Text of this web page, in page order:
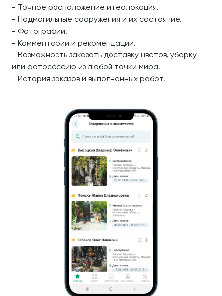
- Точное расположение и геолокация.
- Надмогильные сооружения и их состояние.
- Фотографии.
- Комментарии и рекомендации.
- Возможность заказать доставку цветов, уборку
или фотосессию из любой точки мира.
- История заказов и выполненных работ.